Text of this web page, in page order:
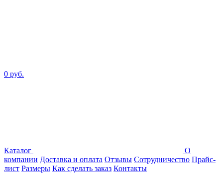
0 руб.
Каталог
О
компании Доставка и оплата Отзывы Сотрудничество Прайс-
лист Размеры Как сделать заказ Контакты